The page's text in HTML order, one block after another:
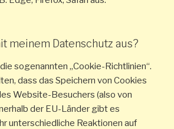
meinem Datenschutz aus?
sogenannten „Cookie-Richtlinien“.
dass das Speichern von Cookies
Website-Besuchers (also von
der EU-Länder gibt es
unterschiedliche Reaktionen auf